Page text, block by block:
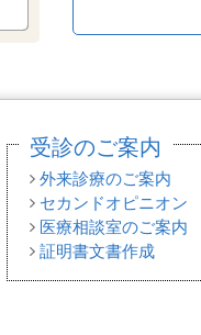
受診のご案内
外来診療のご案内
セカンドオピニオン
医療相談室のご案内
証明書文書作成